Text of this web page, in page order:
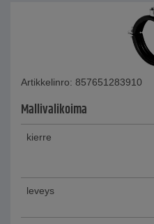
Artikkelinro: 857651283910
Mallivalikoima
kierre
leveys